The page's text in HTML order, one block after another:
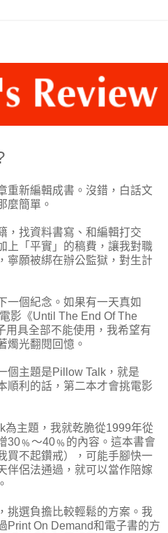
重新編輯成書。沒錯，白話文
麼簡單。
，找資料書寫、和編輯打交
上「平實」的稿費，讓我對職
寧願被綁在辦公監獄，對生計
一個紀念。如果有一天真如
影《Until The End Of The
用具全部不能使用，我希望有
燭光翻閱回憶。
個主題是Pillow Talk，就是
順利的話，第二本才會挑電影
主題，我就乾脆從1999年從
30﹪～40﹪的內容。這本書會
買不起鑽戒），可能手腳快一
伴侶法通過，就可以當作陪嫁
挑選負擔比較輕鬆的方案。我
Print On Demand和電子書的方